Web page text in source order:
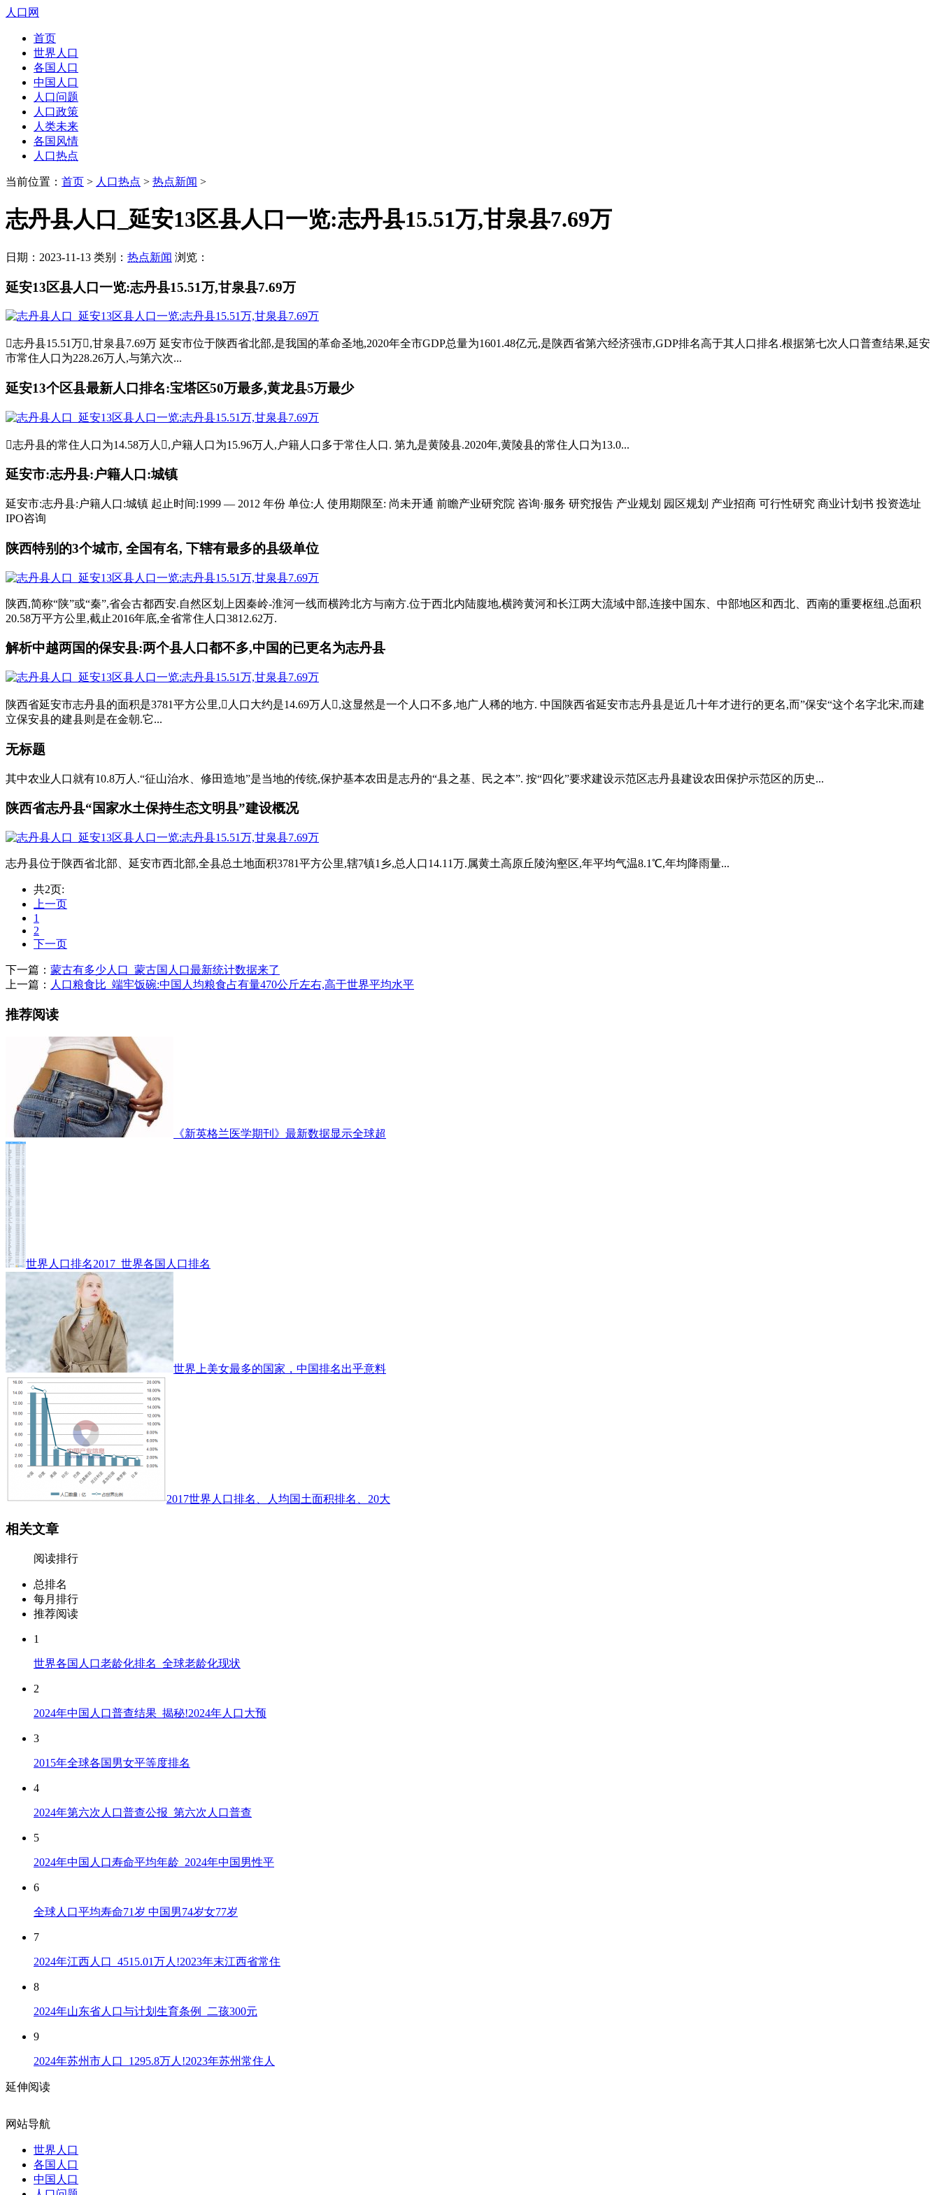
人口网
首页
世界人口
各国人口
中国人口
人口问题
人口政策
人类未来
各国风情
人口热点
当前位置： 首页 > 人口热点 > 热点新闻 >
志丹县人口_延安13区县人口一览:志丹县15.51万,甘泉县7.69万
日期：2023-11-13 类别： 热点新闻 浏览：
延安13区县人口一览:志丹县15.51万,甘泉县7.69万
志丹县15.51万,甘泉县7.69万 延安市位于陕西省北部,是我国的革命圣地,2020年全市GDP总量为1601.48亿元,是陕西省第六经济强市,GDP排名高于其人口排名.根据第七次人口普查结果,延安
市常住人口为228.26万人,与第六次...
延安13个区县最新人口排名:宝塔区50万最多,黄龙县5万最少
志丹县的常住人口为14.58万人,户籍人口为15.96万人,户籍人口多于常住人口. 第九是黄陵县.2020年,黄陵县的常住人口为13.0...
延安市:志丹县:户籍人口:城镇
延安市:志丹县:户籍人口:城镇 起止时间:1999 — 2012 年份 单位:人 使用期限至: 尚未开通 前瞻产业研究院 咨询·服务 研究报告 产业规划 园区规划 产业招商 可行性研究 商业计划书 投资选址
IPO咨询
陕西特别的3个城市, 全国有名, 下辖有最多的县级单位
陕西,简称“陕”或“秦”,省会古都西安.自然区划上因秦岭-淮河一线而横跨北方与南方.位于西北内陆腹地,横跨黄河和长江两大流域中部,连接中国东、中部地区和西北、西南的重要枢纽.总面积
20.58万平方公里,截止2016年底,全省常住人口3812.62万.
解析中越两国的保安县:两个县人口都不多,中国的已更名为志丹县
陕西省延安市志丹县的面积是3781平方公里,人口大约是14.69万人,这显然是一个人口不多,地广人稀的地方. 中国陕西省延安市志丹县是近几十年才进行的更名,而”保安“这个名字北宋,而建
立保安县的建县则是在金朝.它...
无标题
其中农业人口就有10.8万人.“征山治水、修田造地”是当地的传统,保护基本农田是志丹的“县之基、民之本”. 按“四化”要求建设示范区志丹县建设农田保护示范区的历史...
陕西省志丹县“国家水土保持生态文明县”建设概况
志丹县位于陕西省北部、延安市西北部,全县总土地面积3781平方公里,辖7镇1乡,总人口14.11万.属黄土高原丘陵沟壑区,年平均气温8.1℃,年均降雨量...
共2页:
上一页
1
2
下一页
下一篇： 蒙古有多少人口_蒙古国人口最新统计数据来了
上一篇： 人口粮食比_端牢饭碗:中国人均粮食占有量470公斤左右,高于世界平均水平
推荐阅读
《新英格兰医学期刊》最新数据显示全球超
世界人口排名2017_世界各国人口排名
世界上美女最多的国家，中国排名出乎意料
2017世界人口排名、人均国土面积排名、20大
相关文章
阅读排行
总排名
每月排行
推荐阅读
1
世界各国人口老龄化排名_全球老龄化现状
2
2024年中国人口普查结果_揭秘!2024年人口大预
3
2015年全球各国男女平等度排名
4
2024年第六次人口普查公报_第六次人口普查
5
2024年中国人口寿命平均年龄_2024年中国男性平
6
全球人口平均寿命71岁 中国男74岁女77岁
7
2024年江西人口_4515.01万人!2023年末江西省常住
8
2024年山东省人口与计划生育条例_二孩300元
9
2024年苏州市人口_1295.8万人!2023年苏州常住人
延伸阅读
网站导航
世界人口
各国人口
中国人口